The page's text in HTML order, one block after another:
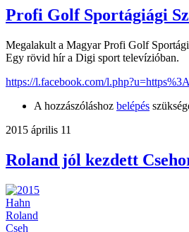
Profi Golf Sportágiági
Megalakult a Magyar Profi Golf Sportági
Egy rövid hír a Digi sport televízióban.
https://l.facebook.com/
A hozzászóláshoz belépés
2015 április 11
Roland jól kezdett